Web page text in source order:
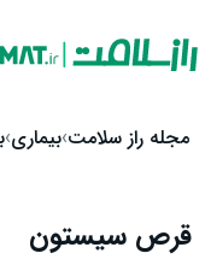
مجله راز سلامت بیماری
قرص سیستون